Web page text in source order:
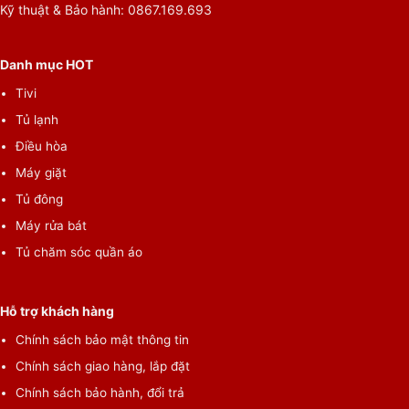
Vận Hành Êm Ái, Bền Bỉ 23 Năm
Động cơ Digital Inverter trang bị nam châm vĩnh cửu, giảm
êm ái và độ bền vượt trội đến 23 năm*. Động cơ được bảo hành
11 năm.
Kỹ thuật & Bảo hành: 0867.169.693
Danh mục HOT
Tivi
Tủ lạnh
Điều hòa
Máy giặt
Tủ đông
Máy rửa bát
Tủ chăm sóc quần áo
Hỗ trợ khách hàng
Chính sách bảo mật thông tin
Chính sách giao hàng, lắp đặt
Chính sách bảo hành, đổi trả